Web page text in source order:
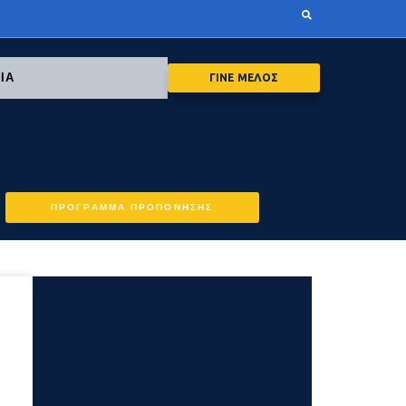
ΓΙΝΕ ΜΕΛΟΣ
ΠΡΟΓΡΑΜΜΑ ΠΡΟΠΟΝΗΣΗΣ